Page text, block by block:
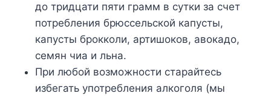
до тридцати пяти грамм в сутки за счет
потребления брюссельской капусты,
капусты брокколи, артишоков, авокадо,
семян чиа и льна.
При любой возможности старайтесь
избегать употребления алкоголя (мы